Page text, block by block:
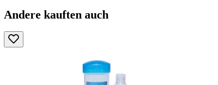
Andere kauften auch